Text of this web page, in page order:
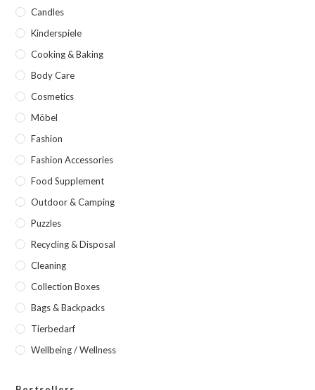
Candles
Kinderspiele
Cooking & Baking
Body Care
Cosmetics
Möbel
Fashion
Fashion Accessories
Food Supplement
Outdoor & Camping
Puzzles
Recycling & Disposal
Cleaning
Collection Boxes
Bags & Backpacks
Tierbedarf
Wellbeing / Wellness